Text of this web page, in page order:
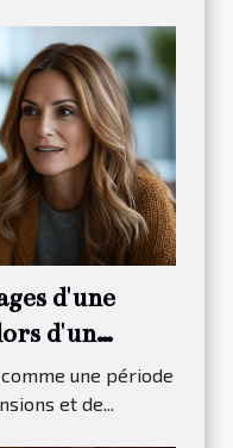
d'une
d'un
une période
et de...